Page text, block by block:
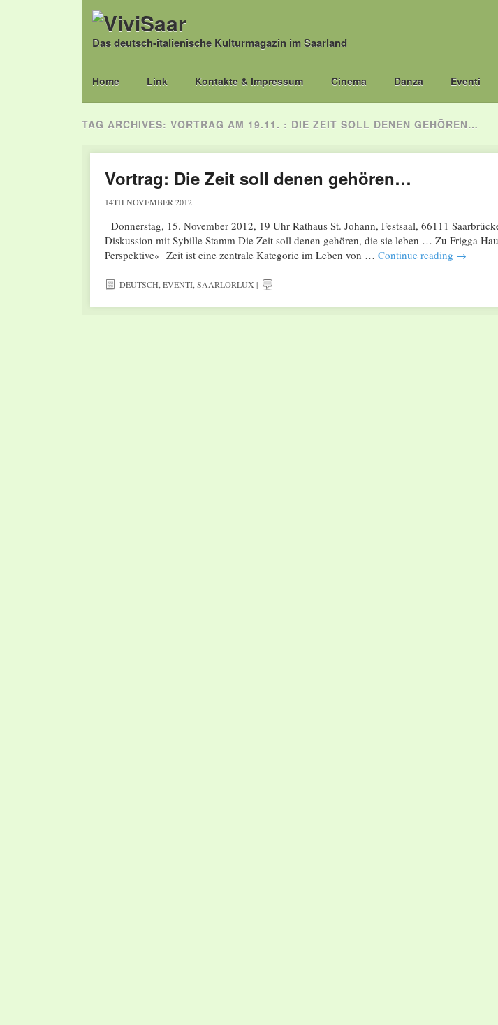
Das deutsch-italienische Kulturmagazin im Saarland
Main menu
Skip
Home Link Kontakte & Impressum Cinema Danza Eventi
TAG ARCHIVES: VORTRAG AM 19.11. : DIE ZEIT SOLL DENEN GEHÖREN…
Vortrag: Die Zeit soll denen gehören…
14TH NOVEMBER 2012
Donnerstag, 15. November 2012, 19 Uhr Rathaus St. Johann, Festsaal, 66111
Diskussion mit Sybille Stamm Die Zeit soll denen gehören, die sie leben … Zu Frigga
Perspektive« Zeit ist eine zentrale Kategorie im Leben von … Continue reading →
DEUTSCH,EVENTI,SAARLORLUX |